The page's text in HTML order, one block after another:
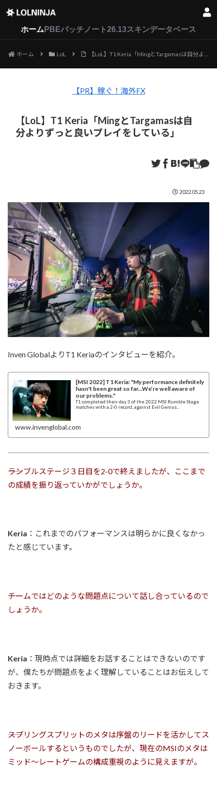
ホーム PBEパッチノート26.13スキンデータベース
ホーム LoL 【LoL】T1 Keria「MingとTargamasは自分よりずっと良いプレイをしている」
【PR】稼ぐ！海外FX
【LoL】T1 Keria「MingとTargamasは自
分よりずっと良いプレイをしている」
2022.05.23
Inven GlobalよりT1 Keriaのインタビューを紹介。
[MSI 2022] T1 Keria: "My performance definitely
hasn't been great so far...We’re well aware of
our problems."
T1 completed their day 3 of the 2022 MSI Rumble Stage
matches with a 2-0 record, against Evil Genius...
www.invenglobal.com
――ランブルステージ３日目を2-0で終えましたが、ここまで
の成績を振り返っていかがでしょうか。
Keria ：これまでのパフォーマンスは明らかに良くなかっ
たと感じています。
――チームではどのような問題点について話し合っているので
しょうか。
Keria ：現時点では詳細をお話することはできないのです
が、僕たちが問題点をよく理解していることはお伝えして
おきます。
――スプリングスプリットのメタは序盤のリードを活かしてス
ノーボールするというものでしたが、現在のMSIのメタは
ミッド〜レートゲームの構成重視のように見えますが。